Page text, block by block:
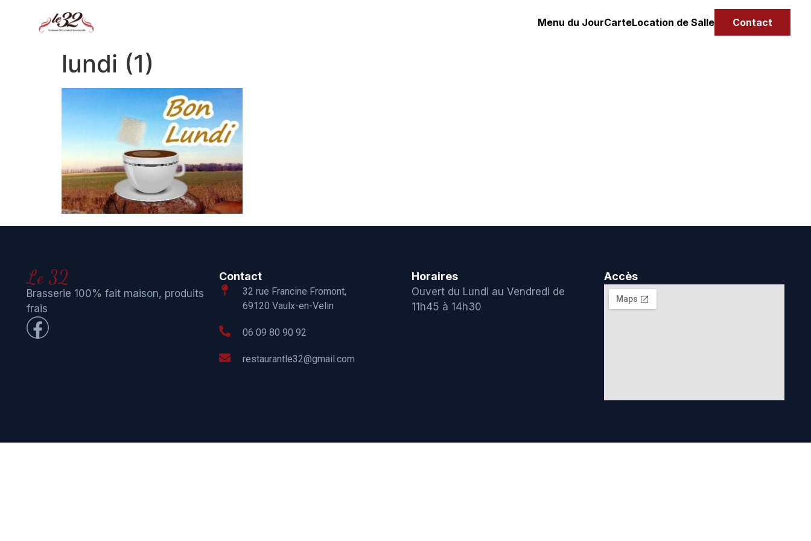
Menu du JourCarteLocation de Salle Contact
lundi (1)
Le 32
Brasserie 100% fait maison, produits
frais
Contact
32 rue Francine Fromont,
69120 Vaulx-en-Velin
06 09 80 90 92
restaurantle32@gmail.com
Horaires
Ouvert du Lundi au Vendredi de
11h45 à 14h30
Accès